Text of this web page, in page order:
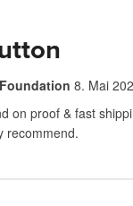
8. Mai
on proof & fast
recommend.